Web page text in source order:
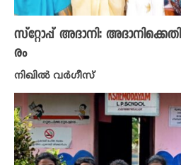
സ്റ്റോപ്പ് അദാനി:
രം
നിഖില്‍ വര്‍ഗീസ്‌